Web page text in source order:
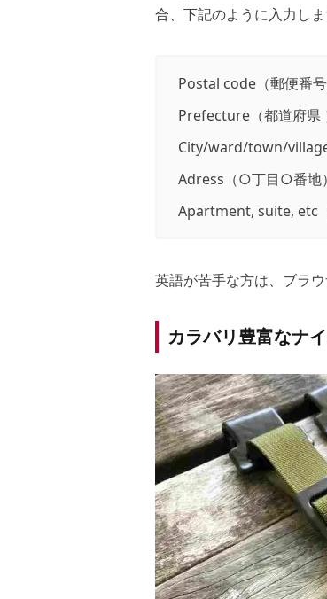
合、下記のように入力しま
Postal code（郵便番
Prefecture（都道府県
City/ward/town/village
Adress（○丁目○番地
Apartment, suite, etc
英語が苦手な方は、ブラ
カラバリ豊富なナ